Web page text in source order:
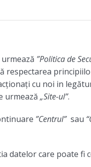
”Politica de
respectarea
cu noi in
urmează „Site-ul”.
”Centrul”sau
datelor care poate fi